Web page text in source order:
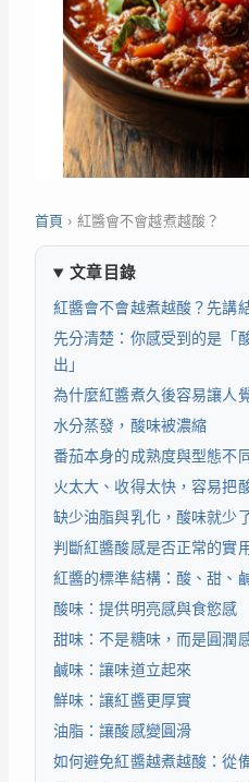
首頁 › 紅醬會不會越煮越酸？
文章目錄
紅醬會不會越煮越酸？先講
先分清楚：你感受到的是「
出」
為什麼紅醬煮久後容易讓人
水分蒸發，酸味被濃縮
番茄本身的成熟度與型態不
火太大、收得太快，容易把
缺少油脂與乳化，酸味就少
判斷紅醬酸感是否正常的實
紅醬的標準結構：酸、甜、
酸味：提供明亮感與食慾感
甜味：不是糖味，而是圓潤
鹹味：讓味道立起來
鮮味：讓紅醬更厚實
油脂：讓酸感變圓滑
如何避免紅醬越煮越酸：從